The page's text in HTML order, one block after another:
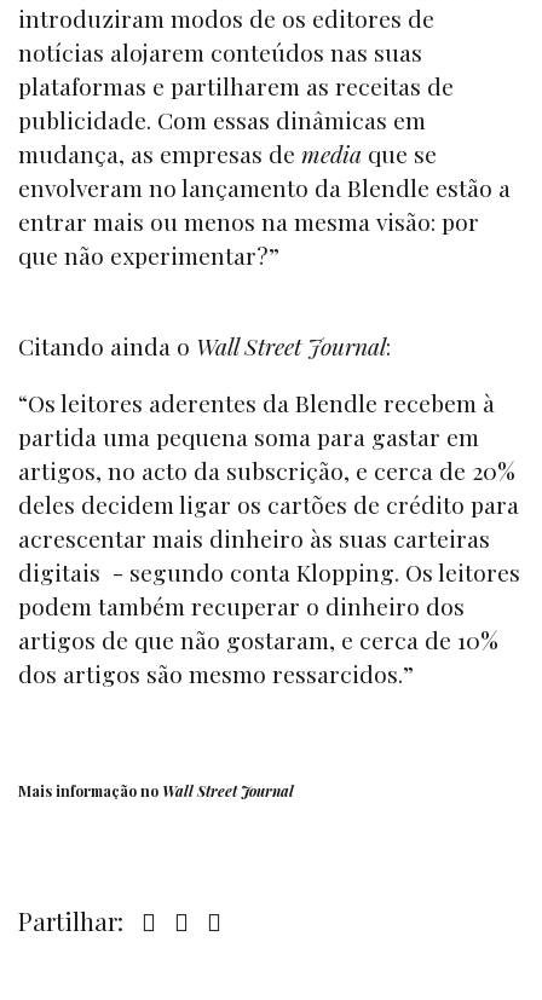
introduziram modos de os editores de
notícias alojarem conteúdos nas suas
plataformas e partilharem as receitas de
publicidade. Com essas dinâmicas em
mudança, as empresas de media que se
envolveram no lançamento da Blendle estão a
entrar mais ou menos na mesma visão: por
que não experimentar?”
Citando ainda o Wall Street Journal:
“Os leitores aderentes da Blendle recebem à
partida uma pequena soma para gastar em
artigos, no acto da subscrição, e cerca de 20%
deles decidem ligar os cartões de crédito para
acrescentar mais dinheiro às suas carteiras
digitais - segundo conta Klopping. Os leitores
podem também recuperar o dinheiro dos
artigos de que não gostaram, e cerca de 10%
dos artigos são mesmo ressarcidos.”
Mais informação no Wall Street Journal
Partilhar: